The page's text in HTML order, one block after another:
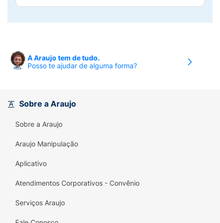
A Araujo tem de tudo.
Posso te ajudar de alguma forma?
Sobre a Araujo
Sobre a Araujo
Araujo Manipulação
Aplicativo
Atendimentos Corporativos - Convênio
Serviços Araujo